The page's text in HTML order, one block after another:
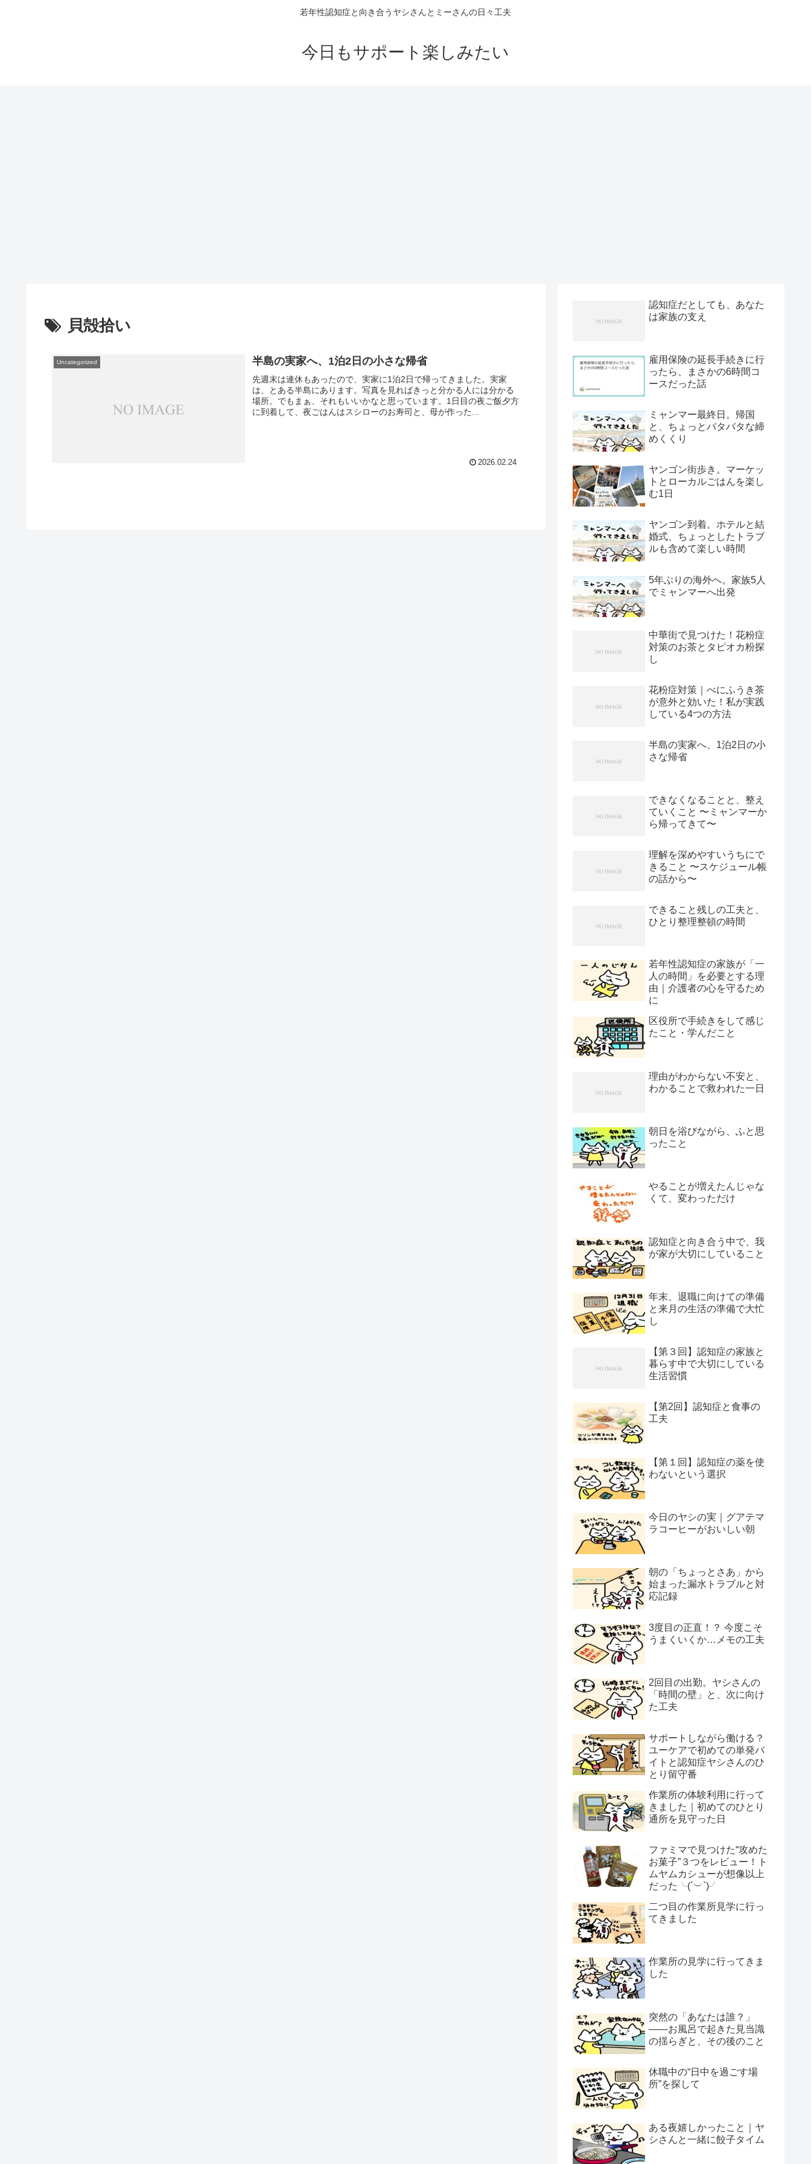
若年性認知症と向き合うヤシさんとミーさんの日々工夫
今日もサポート楽しみたい
貝殻拾い
Uncategorized 半島の実家へ、1泊2日の小さな帰省
先週末は連休もあったので、実家に1泊2日で帰ってきました。実家
は、とある半島にあります。写真を見ればきっと分かる人には分かる
場所。でもまぁ、それもいいかなと思っています。1日目の夜ご飯夕方
に到着して、夜ごはんはスシローのお寿司と、母が作った...
2026.02.24
認知症だとしても、あなた
は家族の支え
雇用保険の延長手続きに行
ったら、まさかの6時間コ
ースだった話
ミャンマー最終日。帰国
と、ちょっとバタバタな締
めくくり
ヤンゴン街歩き。マーケッ
トとローカルごはんを楽し
む1日
ヤンゴン到着。ホテルと結
婚式、ちょっとしたトラブ
ルも含めて楽しい時間
5年ぶりの海外へ。家族5人
でミャンマーへ出発
中華街で見つけた！花粉症
対策のお茶とタピオカ粉探
し
花粉症対策｜べにふうき茶
が意外と効いた！私が実践
している4つの方法
半島の実家へ、1泊2日の小
さな帰省
できなくなることと、整え
ていくこと 〜ミャンマーか
ら帰ってきて〜
理解を深めやすいうちにで
きること 〜スケジュール帳
の話から〜
できること残しの工夫と、
ひとり整理整頓の時間
若年性認知症の家族が「一
人の時間」を必要とする理
由｜介護者の心を守るため
に
区役所で手続きをして感じ
たこと・学んだこと
理由がわからない不安と、
わかることで救われた一日
朝日を浴びながら、ふと思
ったこと
やることが増えたんじゃな
くて、変わっただけ
認知症と向き合う中で、我
が家が大切にしていること
年末、退職に向けての準備
と来月の生活の準備で大忙
し
【第３回】認知症の家族と
暮らす中で大切にしている
生活習慣
【第2回】認知症と食事の
工夫
【第１回】認知症の薬を使
わないという選択
今日のヤシの実｜グアテマ
ラコーヒーがおいしい朝
朝の「ちょっとさあ」から
始まった漏水トラブルと対
応記録
3度目の正直！？ 今度こそ
うまくいくか…メモの工夫
2回目の出勤。ヤシさんの
「時間の壁」と、次に向け
た工夫
サポートしながら働ける？
ユーケアで初めての単発バ
イトと認知症ヤシさんのひ
とり留守番
作業所の体験利用に行って
きました｜初めてのひとり
通所を見守った日
ファミマで見つけた“攻めた
お菓子”３つをレビュー！ト
ムヤムカシューが想像以上
だった╰(´︶`)╯
二つ目の作業所見学に行っ
てきました
作業所の見学に行ってきま
した
突然の「あなたは誰？」
——お風呂で起きた見当識
の揺らぎと、その後のこと
休職中の“日中を過ごす場
所”を探して
ある夜嬉しかったこと｜ヤ
シさんと一緒に餃子タイム